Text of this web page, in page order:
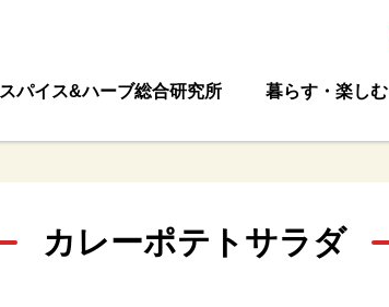
スパイス&ハーブ総合研究所 暮らす・楽しむ
カレーポテトサラダ